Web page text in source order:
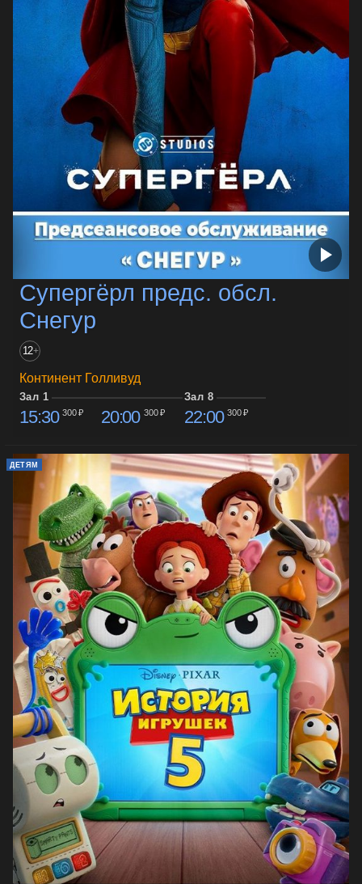
Супергёрл предс. обсл.
Снегур
12+
Континент Голливуд
Зал 1
15:30 300 ₽ 20:00 300 ₽
Зал 8
22:00 300 ₽
ДЕТЯМ